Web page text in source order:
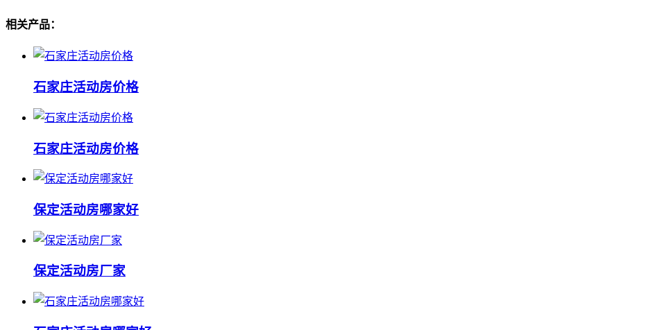
相关产品：
石家庄活动房价格
石家庄活动房价格
保定活动房哪家好
保定活动房厂家